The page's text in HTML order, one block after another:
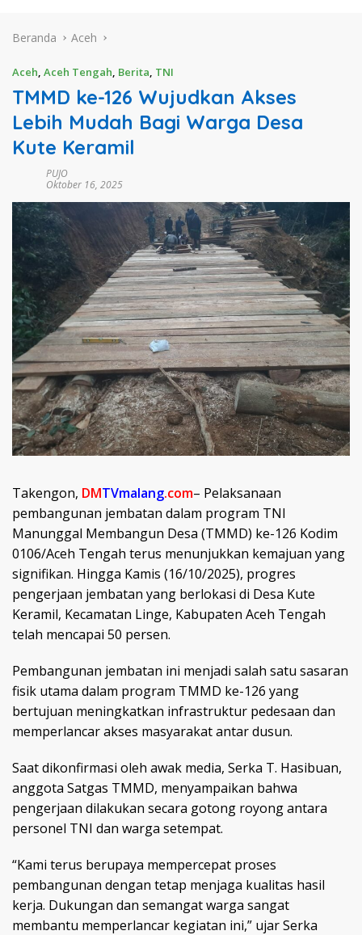
Beranda Aceh
Aceh, Aceh Tengah, Berita, TNI
TMMD ke-126 Wujudkan Akses
Lebih Mudah Bagi Warga Desa
Kute Keramil
PUJO
Oktober 16, 2025
Takengon, DMTVmalang.com– Pelaksanaan
pembangunan jembatan dalam program TNI
Manunggal Membangun Desa (TMMD) ke-126 Kodim
0106/Aceh Tengah terus menunjukkan kemajuan yang
signifikan. Hingga Kamis (16/10/2025), progres
pengerjaan jembatan yang berlokasi di Desa Kute
Keramil, Kecamatan Linge, Kabupaten Aceh Tengah
telah mencapai 50 persen.
Pembangunan jembatan ini menjadi salah satu sasaran
fisik utama dalam program TMMD ke-126 yang
bertujuan meningkatkan infrastruktur pedesaan dan
memperlancar akses masyarakat antar dusun.
Saat dikonfirmasi oleh awak media, Serka T. Hasibuan,
anggota Satgas TMMD, menyampaikan bahwa
pengerjaan dilakukan secara gotong royong antara
personel TNI dan warga setempat.
“Kami terus berupaya mempercepat proses
pembangunan dengan tetap menjaga kualitas hasil
kerja. Dukungan dan semangat warga sangat
membantu memperlancar kegiatan ini,” ujar Serka